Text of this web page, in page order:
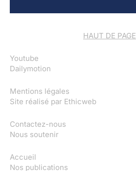
HAUT DE PAGE
Youtube
Dailymotion
Mentions légales
Site réalisé par Ethicweb
Contactez-nous
Nous soutenir
Accueil
Nos publications